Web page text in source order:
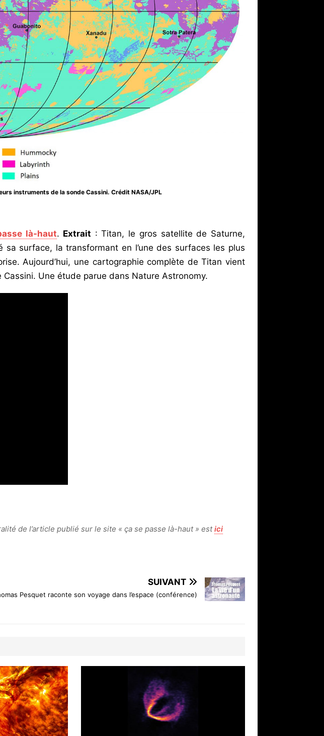
instruments de la sonde Cassini. Crédit NASA/JPL
là-haut. Extrait : Titan, le gros satellite de Saturne,
surface, la transformant en l’une des surfaces les plus
Aujourd’hui, une cartographie complète de Titan vient
Une étude parue dans Nature Astronomy.
de l’article publié sur le site « ça se passe là-haut » estici
SUIVANT
Pesquet raconte son voyage dans l’espace (conférence)